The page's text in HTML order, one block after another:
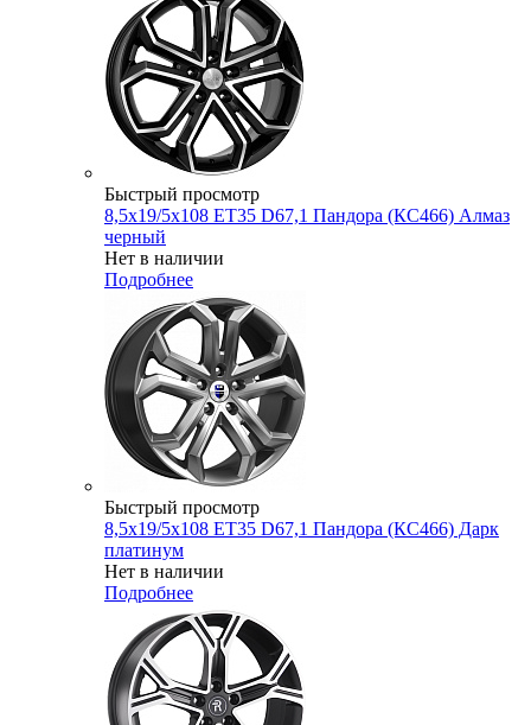
Быстрый просмотр
8,5x19/5x108 ET35 D67,1 Пандора (КС466) Алмаз
черный
Нет в наличии
Подробнее
Быстрый просмотр
8,5x19/5x108 ET35 D67,1 Пандора (КС466) Дарк
платинум
Нет в наличии
Подробнее